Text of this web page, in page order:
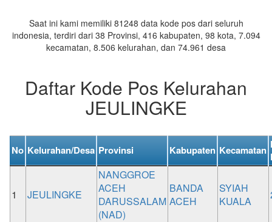
Saat ini kami memiliki 81248 data kode pos dari seluruh
indonesia, terdiri dari 38 Provinsi, 416 kabupaten, 98 kota, 7.094
kecamatan, 8.506 kelurahan, dan 74.961 desa
Daftar Kode Pos Kelurahan
JEULINGKE
No Kelurahan/Desa Provinsi Kabupaten Kecamatan
1 JEULINGKE
NANGGROE
ACEH
DARUSSALAM
(NAD)
BANDA
ACEH
SYIAH
KUALA